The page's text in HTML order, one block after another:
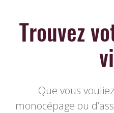
Trouvez
Que vous
monocépage ou